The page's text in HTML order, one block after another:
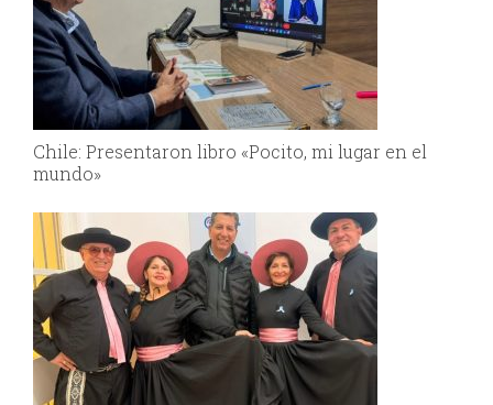
Chile: Presentaron libro «Pocito, mi lugar en el
mundo»